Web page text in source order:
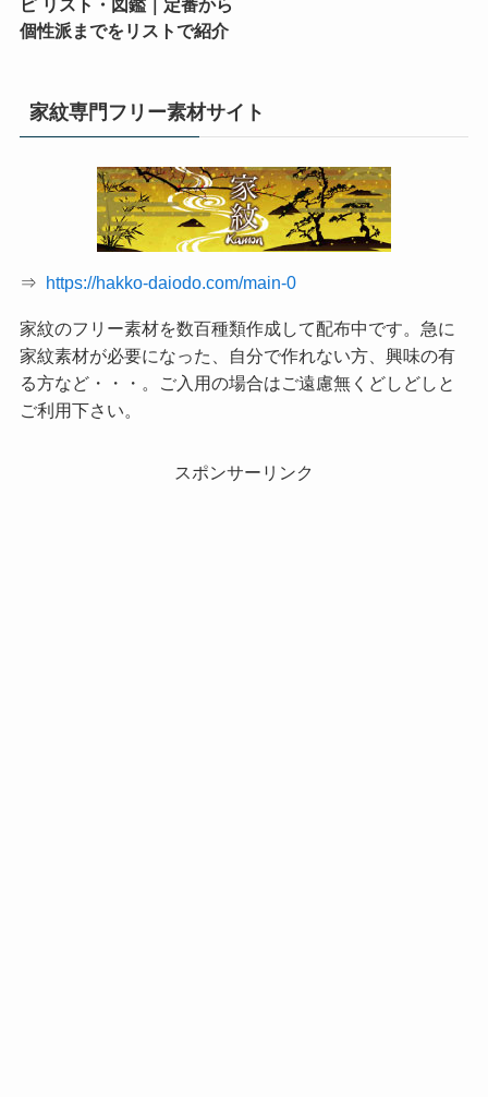
ピ リスト・図鑑｜定番から
個性派までをリストで紹介
家紋専門フリー素材サイト
⇒ https://hakko-daiodo.com/main-0
家紋のフリー素材を数百種類作成して配布中です。急に
家紋素材が必要になった、自分で作れない方、興味の有
る方など・・・。ご入用の場合はご遠慮無くどしどしと
ご利用下さい。
スポンサーリンク